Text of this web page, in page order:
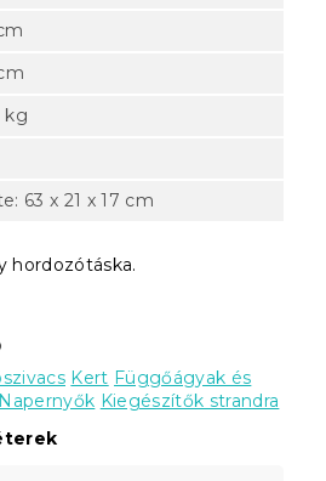
kg
63 x 21 x 17 cm
hordozótáska.
Kert Függőágyak és
Napernyők Kiegészítők strandra